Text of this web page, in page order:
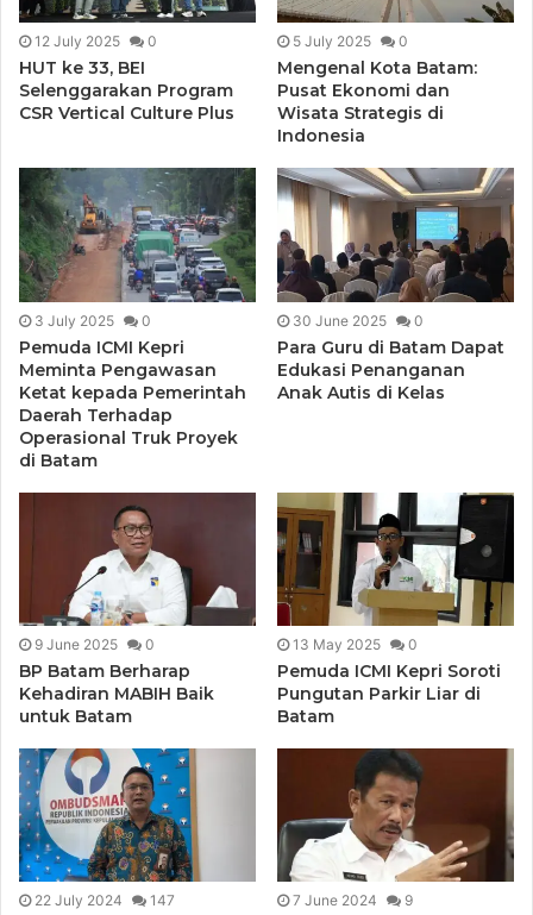
12 July 2025 0
HUT ke 33, BEI
Selenggarakan Program
CSR Vertical Culture Plus
5 July 2025 0
Mengenal Kota Batam:
Pusat Ekonomi dan
Wisata Strategis di
Indonesia
3 July 2025 0
Pemuda ICMI Kepri
Meminta Pengawasan
Ketat kepada Pemerintah
Daerah Terhadap
Operasional Truk Proyek
di Batam
30 June 2025 0
Para Guru di Batam Dapat
Edukasi Penanganan
Anak Autis di Kelas
9 June 2025 0
BP Batam Berharap
Kehadiran MABIH Baik
untuk Batam
13 May 2025 0
Pemuda ICMI Kepri Soroti
Pungutan Parkir Liar di
Batam
22 July 2024 147 7 June 2024 9